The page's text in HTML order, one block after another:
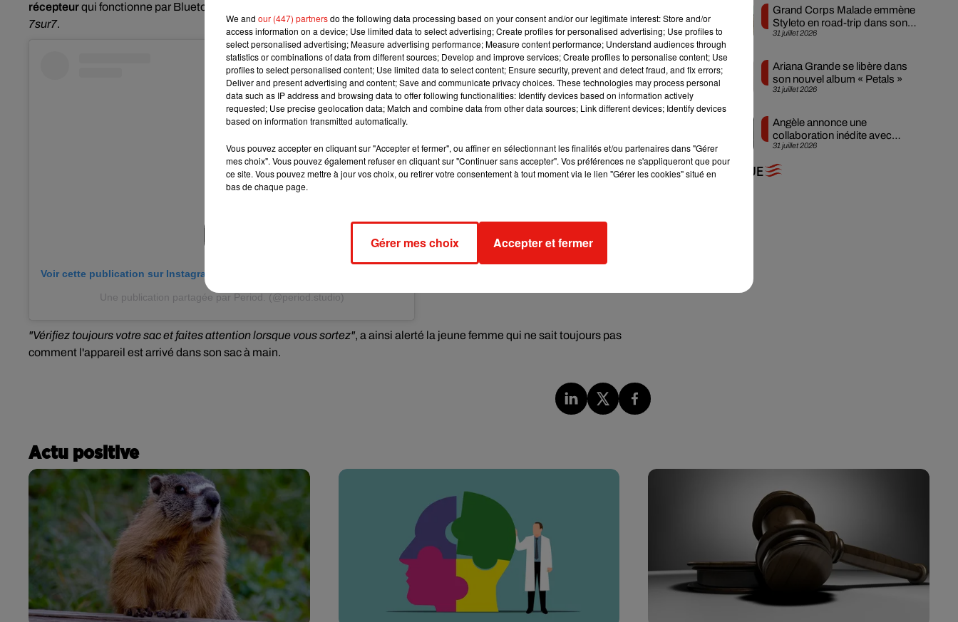
récepteurqui fonctionne par Bluetooth et qui doit normalement être à proximité pour capter le signal, comme le rappelle
7sur7.
Voir cette publication sur Instagram
Une publication partagée par Period. (@period.studio)
"Vérifiez toujours votre sac et faites attention lorsque vous sortez", a ainsi alerté la jeune femme qui ne sait toujours pas
comment l'appareil est arrivé dans son sac à main.
31 juillet 2026
Grand Corps Malade emmène
Styleto en road-trip dans son
nouveau clip
31 juillet 2026
Ariana Grande se libère dans
son nouvel album « Petals »
31 juillet 2026
Angèle annonce une
collaboration inédite avec
Amelie Lens
+ DE MUSIQUE
Actu positive
We and our (447) partnersdo the following data processing based on your consent and/or our legitimate interest: Store and/or
access information on a device; Use limited data to select advertising; Create profiles for personalised advertising; Use profiles to
select personalised advertising; Measure advertising performance; Measure content performance; Understand audiences through
statistics or combinations of data from different sources; Develop and improve services; Create profiles to personalise content; Use
profiles to select personalised content; Use limited data to select content; Ensure security, prevent and detect fraud, and fix errors;
Deliver and present advertising and content; Save and communicate privacy choices. These technologies may process personal
data such as IP address and browsing data to offer following functionalities: Identify devices based on information actively
requested; Use precise geolocation data; Match and combine data from other data sources; Link different devices; Identify devices
based on information transmitted automatically.
Vous pouvez accepter en cliquant sur "Accepter et fermer", ou affiner en sélectionnant les finalités et/ou partenaires dans "Gérer
mes choix". Vous pouvez également refuser en cliquant sur "Continuer sans accepter". Vos préférences ne s'appliqueront que pour
ce site. Vous pouvez mettre à jour vos choix, ou retirer votre consentement à tout moment via le lien "Gérer les cookies" situé en
bas de chaque page.
Gérer mes choix Accepter et fermer